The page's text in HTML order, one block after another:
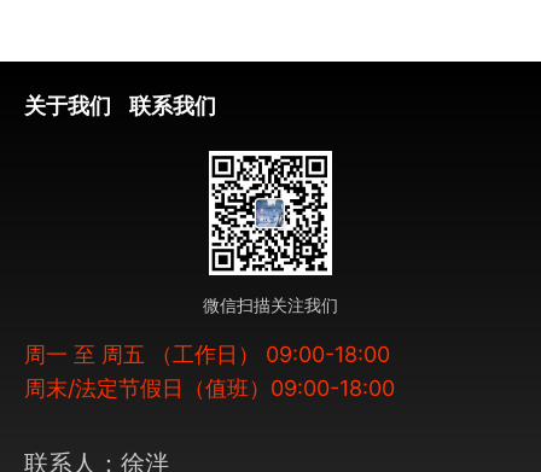
关于我们 联系我们
微信扫描关注我们
周一 至 周五 （工作日） 09:00-18:00
周末/法定节假日（值班）09:00-18:00
联系人：徐泮